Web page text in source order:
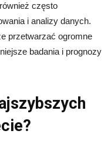
często
i analizy danych.
przetwarzać ogromne
badania i prognozy